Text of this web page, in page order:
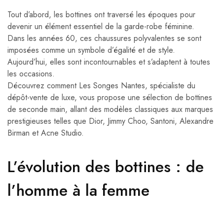
Tout d’abord, les bottines ont traversé les époques pour
devenir un élément essentiel de la garde-robe féminine.
Dans les années 60, ces chaussures polyvalentes se sont
imposées comme un symbole d’égalité et de style.
Aujourd’hui, elles sont incontournables et s’adaptent à toutes
les occasions.
Découvrez comment Les Songes Nantes, spécialiste du
dépôt-vente de luxe, vous propose une sélection de bottines
de seconde main, allant des modèles classiques aux marques
prestigieuses telles que Dior, Jimmy Choo, Santoni, Alexandre
Birman et Acne Studio.
L’évolution des bottines : de
l’homme à la femme